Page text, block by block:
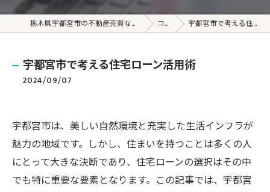
栃木県宇都宮市の不動産売買なら株式会社ジャスティス コラム 宇都宮市で考える住宅ローン活用術
宇都宮市で考える住宅ローン活用術
2024/09/07
宇都宮市は、美しい自然環境と充実した生活インフラが
魅力の地域です。しかし、住まいを持つことは多くの人
にとって大きな決断であり、住宅ローンの選択はその中
でも特に重要な要素となります。この記事では、宇都宮